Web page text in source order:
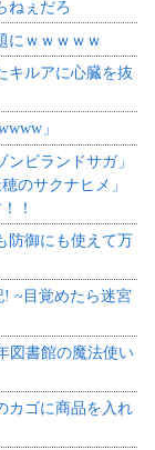
ぇだろ
にｗｗｗｗｗ
キルアに心臓を抜
」
ビランドサガ」
のサクナヒメ」
！
防御にも使えて万
~目覚めたら迷宮
図書館の魔法使い
カゴに商品を入れ